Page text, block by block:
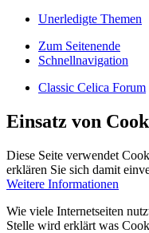
Unerledigte Themen
Zum Seitenende
Schnellnavigation
Classic Celica Forum
Einsatz von
Diese Seite verwendet
erklären Sie sich damit
Weitere Informationen
Wie viele Internetseiten
Stelle wird erklärt was